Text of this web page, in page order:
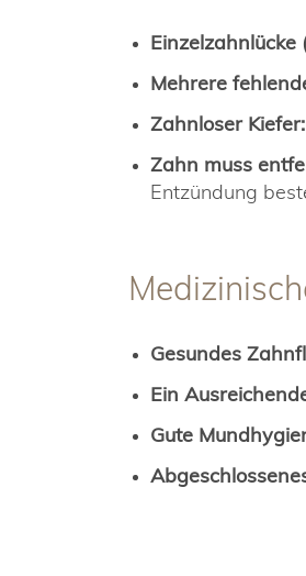
Einzelzahnlücke
Mehrere
Zahnloser Kiefer:
Zahn muss
Entzündung
Gesundes
Ein
Gute